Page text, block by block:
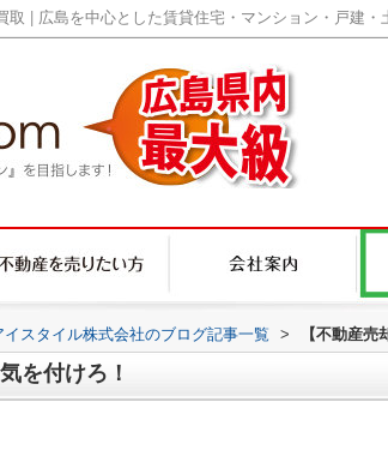
取 | 広島を中心とした賃貸住宅・マンション・戸建
イスタイル株式会社のブログ記事一覧 > 【不動産
を付けろ！